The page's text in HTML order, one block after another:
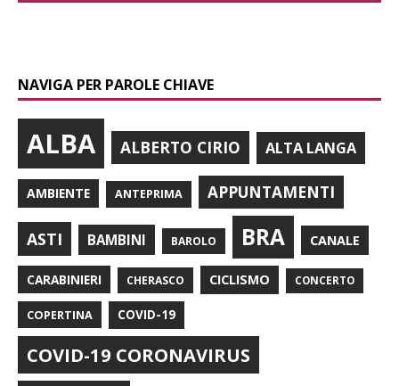
NAVIGA PER PAROLE CHIAVE
ALBA ALBERTO CIRIO ALTA LANGA
AMBIENTE ANTEPRIMA APPUNTAMENTI
ASTI BAMBINI BAROLO BRA CANALE
CARABINIERI CHERASCO CICLISMO CONCERTO
COPERTINA COVID-19
COVID-19 CORONAVIRUS